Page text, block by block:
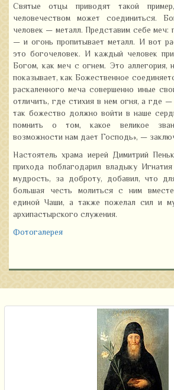
Святые отцы приводят такой
человечеством может соединиться.
человек — металл. Представим себе
— и огонь пропитывает металл. И вот
это богочеловек. И каждый человек
Богом, как меч с огнем. Это аллегория,
показывает, как Божественное
раскаленного меча совершенно иные
отличить, где стихия в нем огня, а где
так божество должно войти в наше
помнить о том, какое великое
возможности нам дает Господь», —
Настоятель храма иерей Димитрий
прихода поблагодарил владыку
мудрость, за доброту, добавил, что
большая честь молиться с ним
единой Чаши, а также пожелал сил и
архипастырского служения.
Фотогалерея